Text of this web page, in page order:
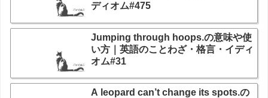
ディオム#475
Jumping through hoops.の意味や使
い方｜英語のことわざ・格言・イディ
オム#31
A leopard can’t change its spots.の